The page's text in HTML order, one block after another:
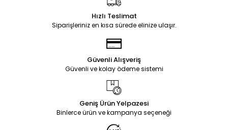
Hızlı Teslimat
Siparişleriniz en kısa sürede elinize ulaşır.
Güvenli Alışveriş
Güvenli ve kolay ödeme sistemi
Geniş Ürün Yelpazesi
Binlerce ürün ve kampanya seçeneği